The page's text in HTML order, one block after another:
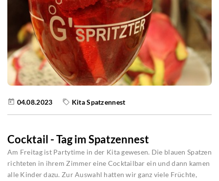
04.08.2023 Kita Spatzennest
Cocktail - Tag im Spatzennest
Am Freitag ist Partytime in der Kita gewesen. Die blauen Spatzen
richteten in ihrem Zimmer eine Cocktailbar ein und dann kamen
alle Kinder dazu. Zur Auswahl hatten wir ganz viele Früchte,